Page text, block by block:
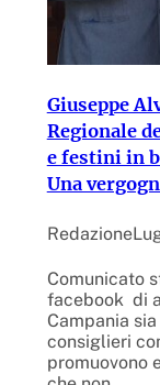
Giuseppe
Regionale
e festini in
Una
Redazione
Comunicato
facebook di
Campania
consiglieri
promuovono